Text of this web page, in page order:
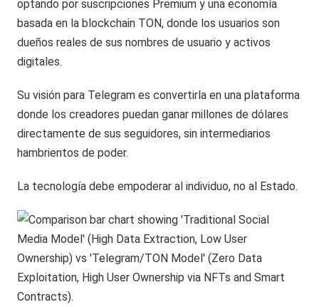
optando por suscripciones Premium y una economía
basada en la blockchain TON, donde los usuarios son
dueños reales de sus nombres de usuario y activos
digitales.
Su visión para Telegram es convertirla en una plataforma
donde los creadores puedan ganar millones de dólares
directamente de sus seguidores, sin intermediarios
hambrientos de poder.
La tecnología debe empoderar al individuo, no al Estado.